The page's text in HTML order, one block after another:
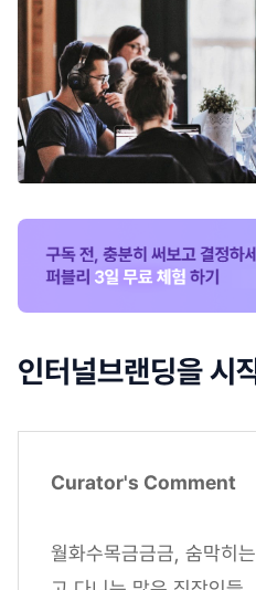
인터널브랜딩을 시
Curator's Comment
월화수목금금금, 숨막히